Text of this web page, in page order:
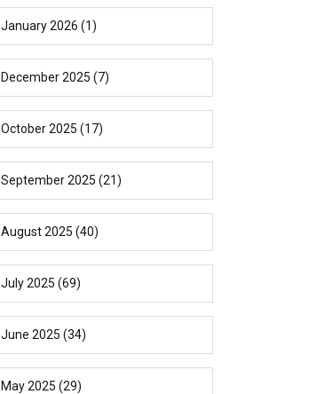
January 2026 (1)
December 2025 (7)
October 2025 (17)
September 2025 (21)
August 2025 (40)
July 2025 (69)
June 2025 (34)
May 2025 (29)